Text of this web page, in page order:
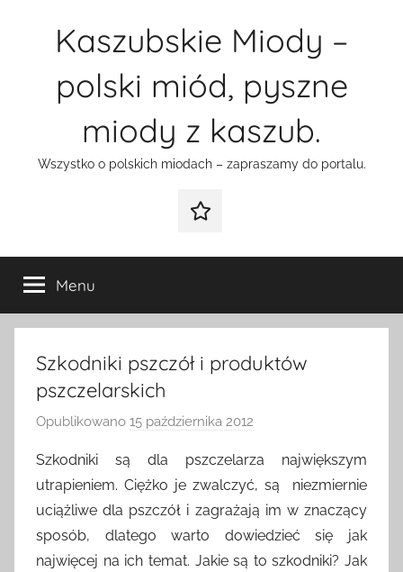
Kaszubskie Miody –
polski miód, pyszne
miody z kaszub.
Wszystko o polskich miodach – zapraszamy do portalu.
Galeria
Menu
Szkodniki pszczół i produktów
pszczelarskich
Opublikowano 15 października 2012
z
e
z
a
d
Szkodniki są dla pszczelarza największym
utrapieniem. Ciężko je zwalczyć, są niezmiernie
uciążliwe dla pszczół i zagrażają im w znaczący
sposób, dlatego warto dowiedzieć się jak
najwięcej na ich temat. Jakie są to szkodniki? Jak